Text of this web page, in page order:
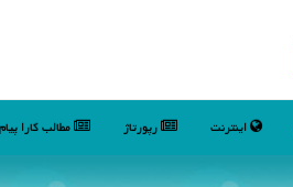
اینترنت رپورتاژ مطالب كارا پیام